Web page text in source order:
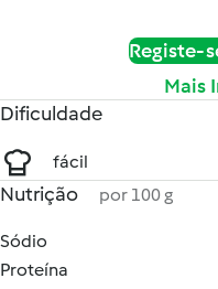
Registe-
Mais
Dificuldade
fácil
Nutrição por 100 g
Sódio
Proteína